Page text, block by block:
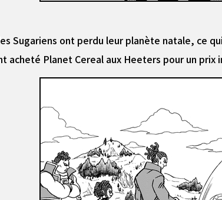
Sugariens ont perdu leur planète natale, ce
acheté Planet Cereal aux Heeters pour un